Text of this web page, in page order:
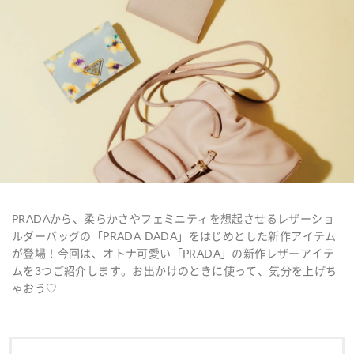
PRADAから、柔らかさやフェミニティを想起させるレザーショ
ルダーバッグの「PRADA DADA」をはじめとした新作アイテム
が登場！今回は、オトナ可愛い「PRADA」の新作レザーアイテ
ムを3つご紹介します。お出かけのときに使って、気分を上げち
ゃおう♡